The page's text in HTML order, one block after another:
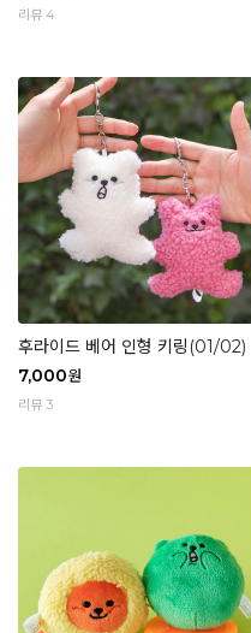
리뷰 4
후라이드 베어 인형 키링(01/02)
7,000원
리뷰 3